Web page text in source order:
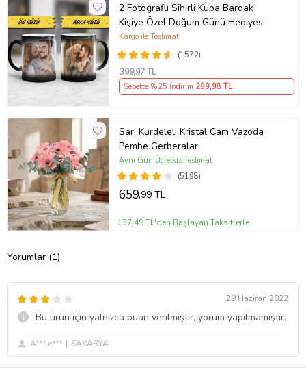
2 Fotoğraflı Sihirli Kupa Bardak
Kişiye Özel Doğum Günü Hediyesi
Sevgiliye Hediye Anneye Babaya
Ablaya Abiye Kız Erkek Kardeşe
Arkadaşa Resimli Günü Yıl Dönümü
Hediyesi
(1572)
Kargo ile Teslimat
399,97 TL
Sepette %25 İndirim 299,98 TL
Sarı Kurdeleli Kristal Cam Vazoda
Pembe Gerberalar
(5198)
Aynı Gün Ücretsiz Teslimat
659,99 TL
137,49 TL'den Başlayan Taksitlerle
Yorumlar (1)
29 Haziran 2022
Bu ürün için yalnızca puan verilmiştir, yorum yapılmamıştır.
A*** e*** SAKARYA